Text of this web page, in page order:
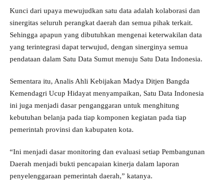
Kunci dari upaya mewujudkan satu data adalah kolaborasi dan
sinergitas seluruh perangkat daerah dan semua pihak terkait.
Sehingga apapun yang dibutuhkan mengenai keterwakilan data
yang terintegrasi dapat terwujud, dengan sinerginya semua
pendataan dalam Satu Data Sumut menuju Satu Data Indonesia.
Sementara itu, Analis Ahli Kebijakan Madya Ditjen Bangda
Kemendagri Ucup Hidayat menyampaikan, Satu Data Indonesia
ini juga menjadi dasar penganggaran untuk menghitung
kebutuhan belanja pada tiap komponen kegiatan pada tiap
pemerintah provinsi dan kabupaten kota.
“Ini menjadi dasar monitoring dan evaluasi setiap Pembangunan
Daerah menjadi bukti pencapaian kinerja dalam laporan
penyelenggaraan pemerintah daerah,” katanya.